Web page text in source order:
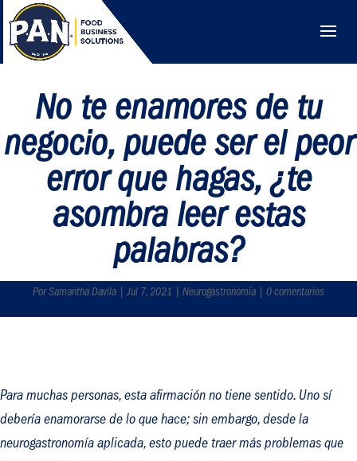
No te enamores de tu
negocio, puede ser el peor
error que hagas, ¿te
asombra leer estas
palabras?
Por Samantha Davila | Jul 7, 2021 | Neurogastronomía | 0 comentarios
Para muchas personas, esta afirmación no tiene sentido. Uno sí
debería enamorarse de lo que hace; sin embargo, desde la
neurogastronomía aplicada, esto puede traer más problemas que